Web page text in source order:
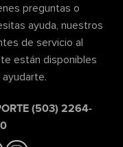
preguntas o
ayuda, nuestros
de servicio al
están disponibles
ayudarte.
(503) 2264-